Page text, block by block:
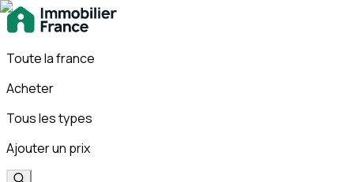
Toute la france
Acheter
Tous les types
Ajouter un prix